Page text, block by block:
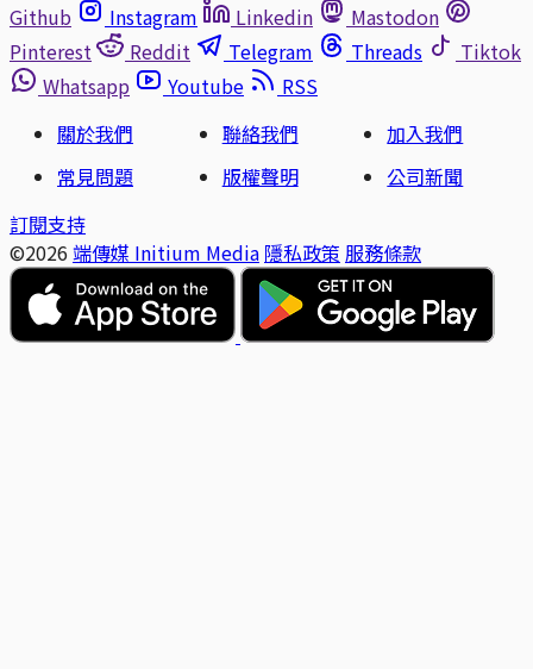
Github
Instagram Linkedin
Mastodon
Pinterest
Reddit Telegram Threads
Tiktok
Whatsapp
Youtube
RSS
關於我們
聯絡我們
加入我們
常見問題
版權聲明
公司新聞
訂閱支持
©2026 端傳媒 Initium Media 隱私政策 服務條款